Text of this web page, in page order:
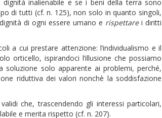
inalienabile e se i beni della terra sono
di tutti (cf. n. 125), non solo in quanto singoli,
di ogni essere umano e rispettarei diritti
a cui prestare attenzione: l’individualismo e il
orticello, ispirandoci l’illusione che possiamo
solo apparente ai problemi, perché,
riduttiva dei valori nonchè la soddisfazione
che, trascendendo gli interessi particolari,
e merita rispetto (cf. n. 207).